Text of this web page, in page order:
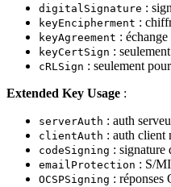
digitalSignature :
keyEncipherment :
keyAgreement :
keyCertSign :
cRLSign : seulement
Extended Key Usage :
serverAuth : auth
clientAuth : auth client
codeSigning : signature
emailProtection : S/
OCSPSigning : réponses